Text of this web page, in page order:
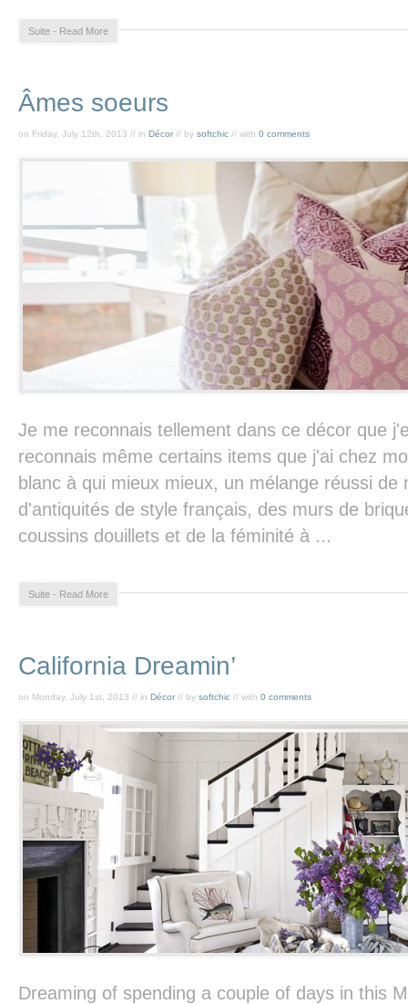
Suite - Read More
Âmes soeurs
on Friday, July 12th, 2013 // in Décor // by softchic // with 0 comments
Je me reconnais tellement dans ce décor que
reconnais même certains items que j'ai chez
blanc à qui mieux mieux, un mélange réussi de
d'antiquités de style français, des murs de
coussins douillets et de la féminité à ...
Suite - Read More
California Dreamin’
on Monday, July 1st, 2013 // in Décor // by softchic // with 0 comments
Dreaming of spending a couple of days in this